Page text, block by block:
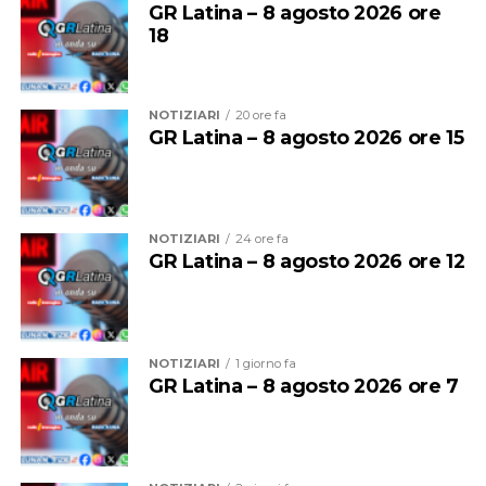
Per entrambe le giornate sarà quindi vietato
campeggiare e accendere fuochi o falò
spiagge del litorale comunale.
Sono inoltre vietate la vendita e la somministrazione di
bevande alcoliche nei pubblici esercizi, compresi gli
stabilimenti balneari, dalle
GR Latina – 8 agosto 2026 ore
18
NOTIZIARI 20 ore fa
GR Latina – 8 agosto 2026 ore 15
NOTIZIARI 24 ore fa
GR Latina – 8 agosto 2026 ore 12
NOTIZIARI 1 giorno fa
GR Latina – 8 agosto 2026 ore 7